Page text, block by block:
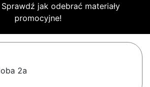
Sprawdź jak odebrać materiały
promocyjne!
2a